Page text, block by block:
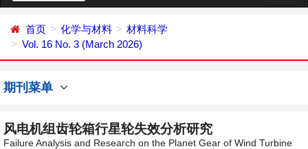
换
首页 化学与材料
材料科学
Vol. 16 No. 3 (March 2026)
期刊菜单
风电机组齿轮箱行星轮失效分析研究
Failure Analysis and Research on the Planet Gear of Wind Turbine